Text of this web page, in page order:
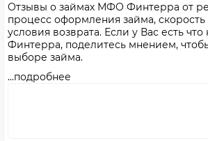
Отзывы о займах МФО Финтерра от
процесс оформления займа, скорость
условия возврата. Если у Вас есть что
Финтерра, поделитесь мнением,
выборе займа.
...подробнее